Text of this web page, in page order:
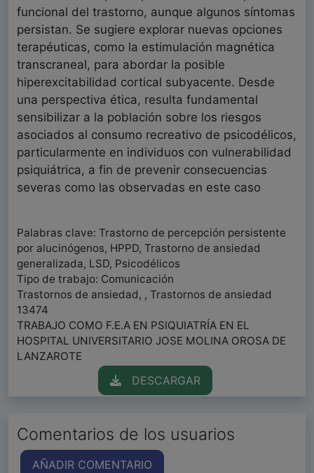
funcional del trastorno, aunque algunos síntomas
persistan. Se sugiere explorar nuevas opciones
terapéuticas, como la estimulación magnética
transcraneal, para abordar la posible
hiperexcitabilidad cortical subyacente. Desde
una perspectiva ética, resulta fundamental
sensibilizar a la población sobre los riesgos
asociados al consumo recreativo de psicodélicos,
particularmente en individuos con vulnerabilidad
psiquiátrica, a fin de prevenir consecuencias
severas como las observadas en este caso
Palabras clave: Trastorno de percepción persistente
por alucinógenos, HPPD, Trastorno de ansiedad
generalizada, LSD, Psicodélicos
Tipo de trabajo: Comunicación
Trastornos de ansiedad, , Trastornos de ansiedad
13474
TRABAJO COMO F.E.A EN PSIQUIATRÍA EN EL
HOSPITAL UNIVERSITARIO JOSE MOLINA OROSA DE
LANZAROTE
DESCARGAR
Comentarios de los usuarios
AÑADIR COMENTARIO